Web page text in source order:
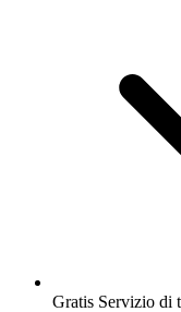
Gratis Servizio di